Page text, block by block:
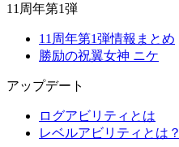
11周年第1弾
11周年第1弾情報まとめ
勝励の祝翼女神 ニケ
アップデート
ログアビリティとは
レベルアビリティとは？